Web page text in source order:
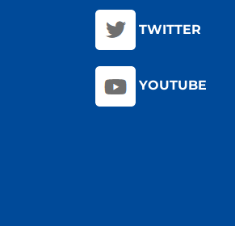
TWITTER
YOUTUBE